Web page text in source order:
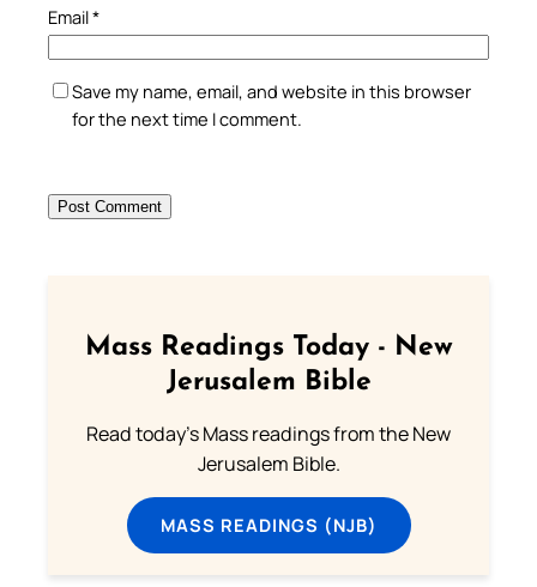
Email*
Save my name, email, and website in this browser
for the next time I comment.
Mass Readings Today - New
Jerusalem Bible
Read today's Mass readings from the New
Jerusalem Bible.
MASS READINGS (NJB)